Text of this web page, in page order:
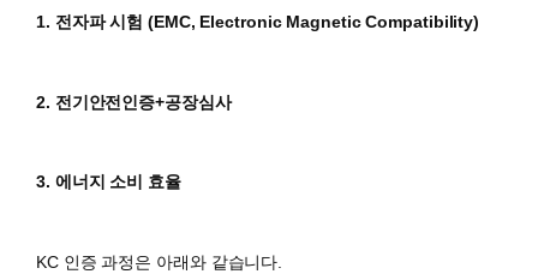
1. 전자파 시험 (EMC, Electronic Magnetic Compatibility)
2. 전기안전인증+공장심사
3. 에너지 소비 효율
KC 인증 과정은 아래와 같습니다.